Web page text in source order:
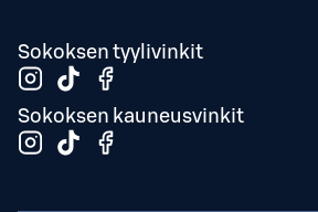
Sokoksen tyylivinkit
Sokoksen kauneusvinkit